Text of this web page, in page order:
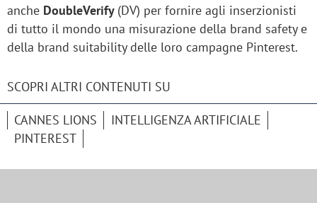
anche DoubleVerify (DV) per fornire agli inserzionisti
di tutto il mondo una misurazione della brand safety e
della brand suitability delle loro campagne Pinterest.
SCOPRI ALTRI CONTENUTI SU
CANNES LIONS
INTELLIGENZA ARTIFICIALE
PINTEREST